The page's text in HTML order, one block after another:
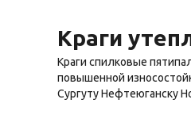
Краги
Краги спилковые
повышенной
Сургуту Нефтеюганску